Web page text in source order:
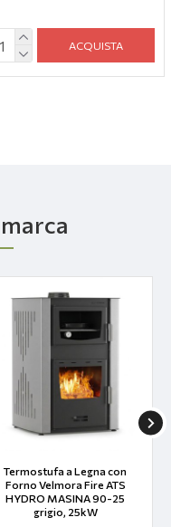
ACQUISTA
Termostufa a Legna con
Forno Velmora Fire ATS
HYDRO ΜΑSΙΝΑ 90-25
grigio, 25kW